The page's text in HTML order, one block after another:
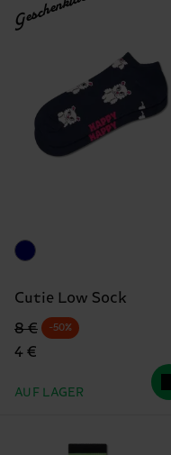
Geschenkidee
Cutie Low Sock
Originalpreis
8 €
Reduzierter Preis
4 €
-50%
AUF LAGER